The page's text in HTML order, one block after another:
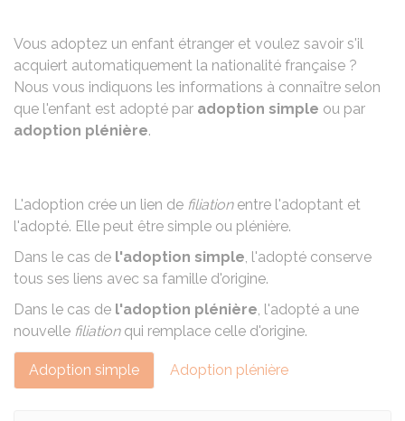
Vous adoptez un enfant étranger et voulez savoir s'il
acquiert automatiquement la nationalité française ?
Nous vous indiquons les informations à connaître selon
que l'enfant est adopté par adoption simple ou par
adoption plénière.
L'adoption crée un lien de filiationentre l'adoptant et
l'adopté. Elle peut être simple ou plénière.
Dans le cas de l'adoption simple, l'adopté conserve
tous ses liens avec sa famille d'origine.
Dans le cas de l'adoption plénière, l'adopté a une
nouvelle filiationqui remplace celle d'origine.
Adoption simple Adoption plénière